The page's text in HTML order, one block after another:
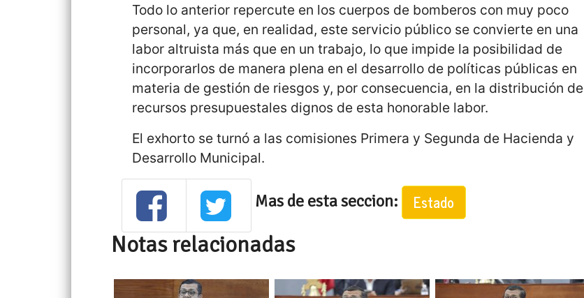
Todo lo anterior repercute en los cuerpos de bomberos con muy poco
personal, ya que, en realidad, este servicio público se convierte en una
labor altruista más que en un trabajo, lo que impide la posibilidad de
incorporarlos de manera plena en el desarrollo de políticas públicas en
materia de gestión de riesgos y, por consecuencia, en la distribución de
recursos presupuestales dignos de esta honorable labor.
El exhorto se turnó a las comisiones Primera y Segunda de Hacienda y
Desarrollo Municipal.
Mas de esta seccion: Estado
Notas relacionadas